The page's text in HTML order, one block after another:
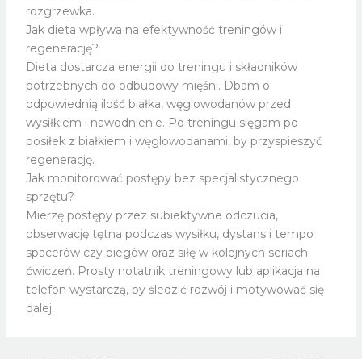
rozgrzewka.
Jak dieta wpływa na efektywność treningów i
regenerację?
Dieta dostarcza energii do treningu i składników
potrzebnych do odbudowy mięśni. Dbam o
odpowiednią ilość białka, węglowodanów przed
wysiłkiem i nawodnienie. Po treningu sięgam po
posiłek z białkiem i węglowodanami, by przyspieszyć
regenerację.
Jak monitorować postępy bez specjalistycznego
sprzętu?
Mierzę postępy przez subiektywne odczucia,
obserwację tętna podczas wysiłku, dystans i tempo
spacerów czy biegów oraz siłę w kolejnych seriach
ćwiczeń. Prosty notatnik treningowy lub aplikacja na
telefon wystarczą, by śledzić rozwój i motywować się
dalej.